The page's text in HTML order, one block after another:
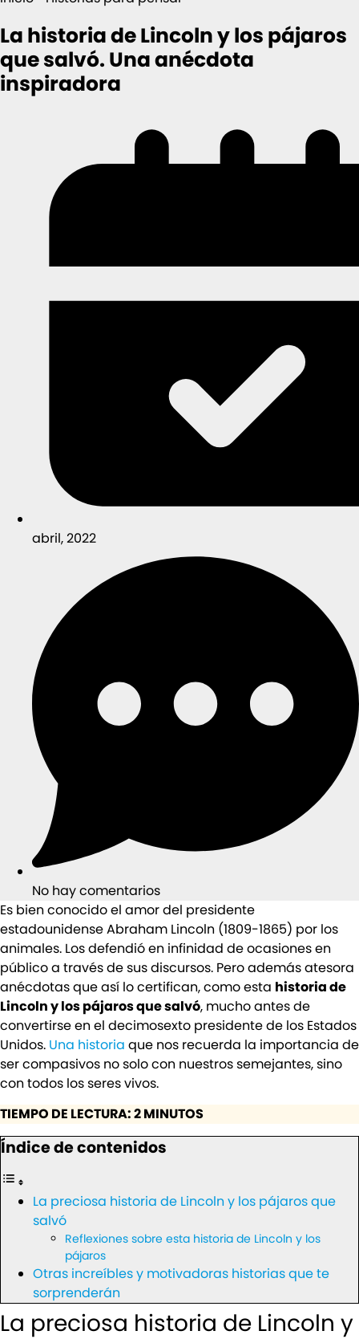
La historia de Lincoln y los pájaros
que salvó. Una anécdota
inspiradora
abril, 2022
No hay comentarios
Es bien conocido el amor del presidente
estadounidense Abraham Lincoln (1809-1865) por los
animales. Los defendió en infinidad de ocasiones en
público a través de sus discursos. Pero además atesora
anécdotas que así lo certifican, como esta historia de
Lincoln y los pájaros que salvó, mucho antes de
convertirse en el decimosexto presidente de los Estados
Unidos. Una historia que nos recuerda la importancia de
ser compasivos no solo con nuestros semejantes, sino
con todos los seres vivos.
TIEMPO DE LECTURA: 2 MINUTOS
Índice de contenidos
La preciosa historia de Lincoln y los pájaros que
salvó
Reflexiones sobre esta historia de Lincoln y los
pájaros
Otras increíbles y motivadoras historias que te
sorprenderán
La preciosa historia de Lincoln y